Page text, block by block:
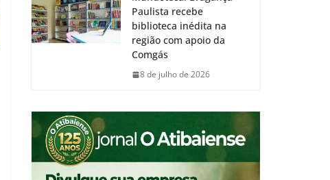
Paulista recebe
biblioteca inédita na
região com apoio da
Comgás
8 de julho de 2026